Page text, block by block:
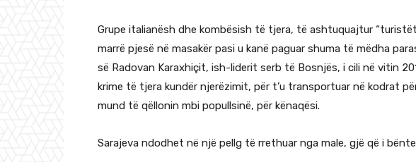
Grupe italianësh dhe kombësish të tjera, të ashtuquajtur
marrë pjesë në masakër pasi u kanë paguar shuma të mëdha
së Radovan Karaxhiçit, ish-liderit serb të Bosnjës, i cili në vitin
krime të tjera kundër njerëzimit, për t’u transportuar në kodrat
mund të qëllonin mbi popullsinë, për kënaqësi.
Sarajeva ndodhet në një pellg të rrethuar nga male, gjë që i